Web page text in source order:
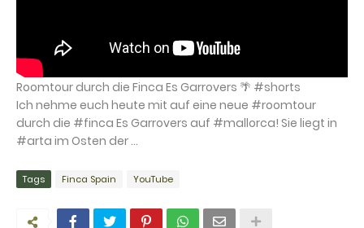
Roomtour durch die Finca Es Garrovers 🌴 #shorts
Ich nehme euch heute mit auf eine neue #roomtour
durch die #finca Es Garrovers auf #mallorca! Sie liegt in
#arta im Osten der ...
Tags Finca Spain YouTube